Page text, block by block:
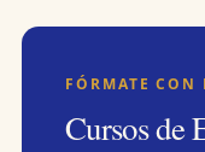
FÓRMATE CON
Cursos de